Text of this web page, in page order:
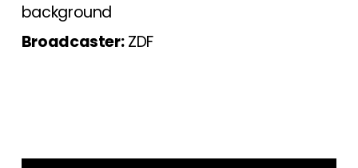
background
Broadcaster:ZDF